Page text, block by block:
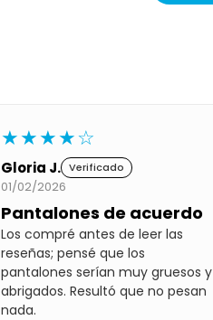
★★★★☆
Gloria J. Verificado
01/02/2026
Pantalones de acuerdo
Los compré antes de leer las
reseñas; pensé que los
pantalones serían muy gruesos y
abrigados. Resultó que no pesan
nada.